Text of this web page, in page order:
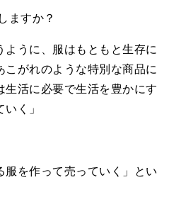
ますか？
うに、服はもともと生存に
こがれのような特別な商品に
生活に必要で生活を豊かにす
く」
を作って売っていく」とい